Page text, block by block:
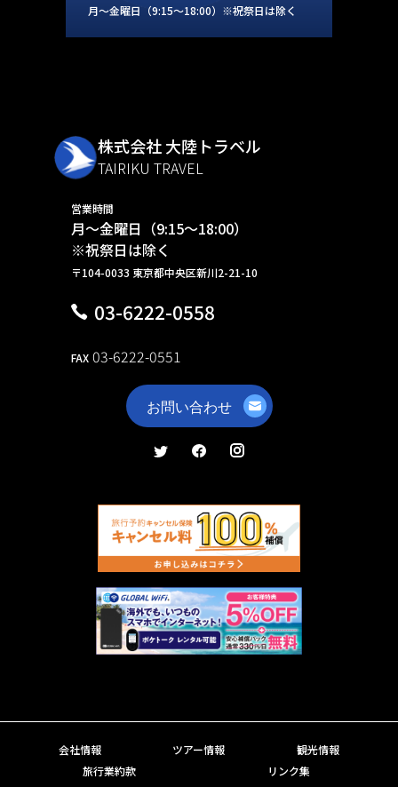
月～金曜日（9:15～18:00）※祝祭日は除く
株式会社 大陸トラベル
TAIRIKU TRAVEL
営業時間
月～金曜日（9:15～18:00）
※祝祭日は除く
〒104-0033 東京都中央区新川2-21-10
03-6222-0558
FAX 03-6222-0551
会社情報 ツアー情報
観光情報
旅行業約款
リンク集